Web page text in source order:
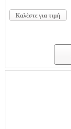
Καλέστε για τιμή